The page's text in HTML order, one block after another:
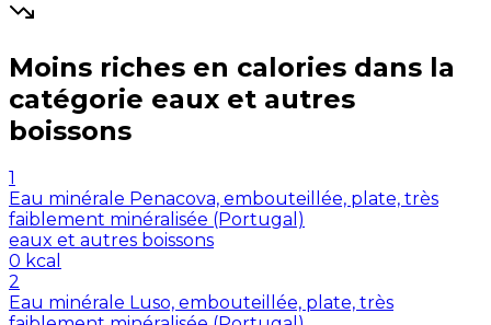
Moins riches en calories dans la
catégorie eaux et autres
boissons
1
Eau minérale Penacova, embouteillée, plate, très
faiblement minéralisée (Portugal)
eaux et autres boissons
0 kcal
2
Eau minérale Luso, embouteillée, plate, très